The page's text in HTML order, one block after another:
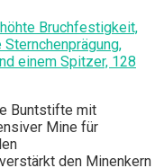
Bruchfestigkeit,
einem Spitzer, 128
Buntstifte mit
Mine für
den Minenkern